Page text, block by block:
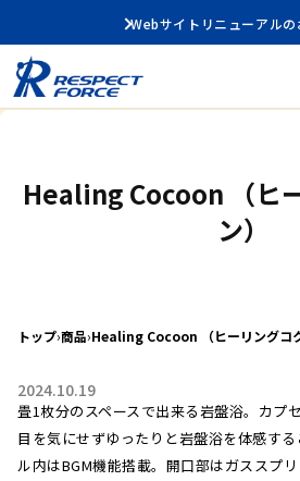
Webサイトリニューアル
Healing Cocoon （ヒ
ン）
トップ›商品›Healing Cocoon （ヒーリングコク
2024.10.19
畳1枚分のスペースで出来る岩盤浴。カプ
目を気にせずゆったりと岩盤浴を体感す
ル内はBGM機能搭載。開口部はガススプ